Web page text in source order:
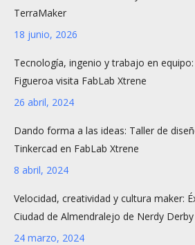
TerraMaker
18 junio, 2026
Tecnología, ingenio y trabajo en equipo:
Figueroa visita FabLab Xtrene
26 abril, 2024
Dando forma a las ideas: Taller de
Tinkercad en FabLab Xtrene
8 abril, 2024
Velocidad, creatividad y cultura maker:
Ciudad de Almendralejo de Nerdy Derby
24 marzo, 2024